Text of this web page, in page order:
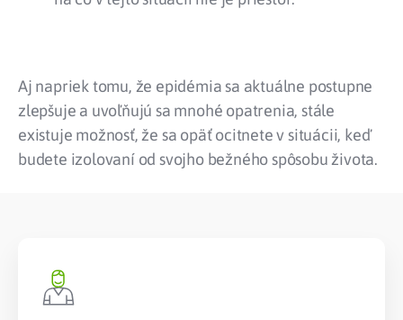
Aj napriek tomu, že epidémia sa aktuálne postupne
zlepšuje a uvoľňujú sa mnohé opatrenia, stále
existuje možnosť, že sa opäť ocitnete v situácii, keď
budete izolovaní od svojho bežného spôsobu života.